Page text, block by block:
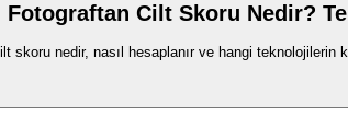
Fotograftan Cilt Skoru Nedir?
skoru nedir, nasıl hesaplanır ve hangi teknolojilerin